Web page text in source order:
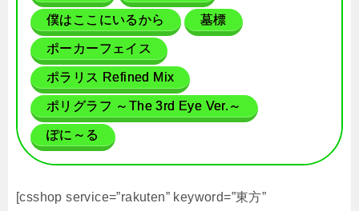
僕はここにいるから 墓標
ポーカーフェイス
ポラリス Refined Mix
ポリグラフ ～The 3rd Eye Ver.～
ぽに～る
[csshop service=”rakuten” keyword=”東方”